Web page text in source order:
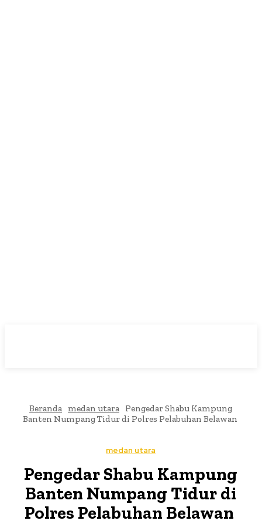
Beranda medan utara
Pengedar Shabu Kampung
Banten Numpang Tidur di Polres Pelabuhan Belawan
medan utara
Pengedar Shabu Kampung
Banten Numpang Tidur di
Polres Pelabuhan Belawan